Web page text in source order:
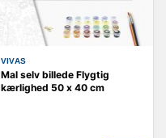
VIVAS
Mal selv billede Flygtig
kærlighed 50 x 40 cm